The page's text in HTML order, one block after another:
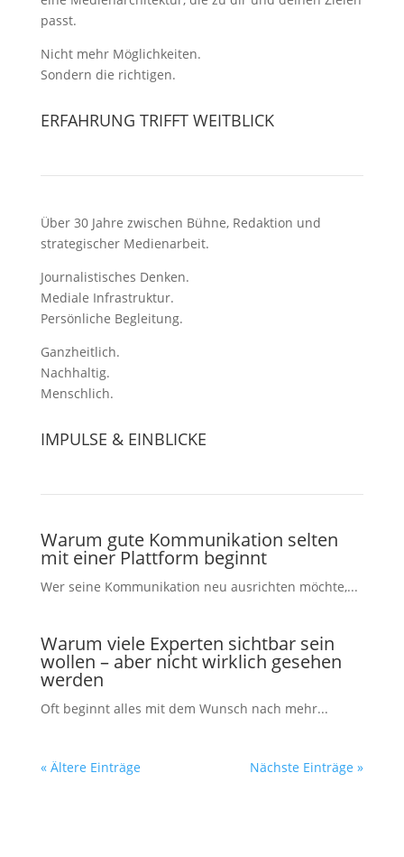
passt.
Nicht mehr Möglichkeiten.
Sondern die richtigen.
ERFAHRUNG TRIFFT WEITBLICK
Über 30 Jahre zwischen Bühne, Redaktion und
strategischer Medienarbeit.
Journalistisches Denken.
Mediale Infrastruktur.
Persönliche Begleitung.
Ganzheitlich.
Nachhaltig.
Menschlich.
IMPULSE & EINBLICKE
Warum gute Kommunikation selten
mit einer Plattform beginnt
Wer seine Kommunikation neu ausrichten möchte,...
Warum viele Experten sichtbar sein
wollen – aber nicht wirklich gesehen
werden
Oft beginnt alles mit dem Wunsch nach mehr...
« Ältere Einträge Nächste Einträge »